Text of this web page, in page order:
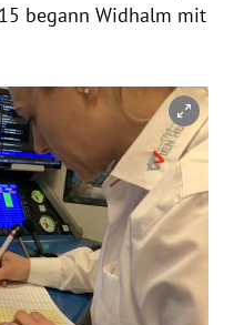
begann Widhalm mit